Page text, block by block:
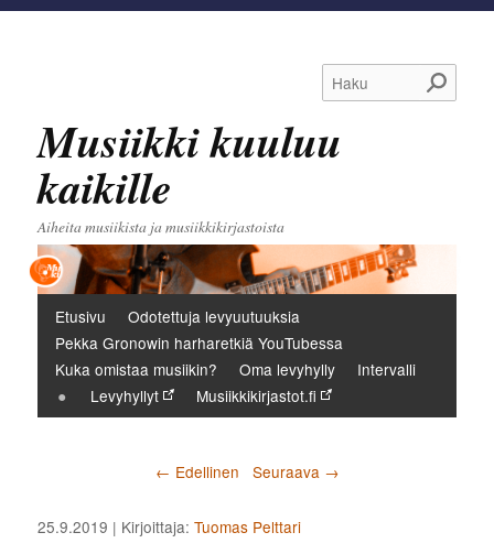
Haku
Musiikki kuuluu
kaikille
Aiheita musiikista ja musiikkikirjastoista
Päävalikko
Etusivu
Odotettuja levyuutuuksia
Pekka Gronowin harharetkiä YouTubessa
Kuka omistaa musiikin?
Oma levyhylly
Intervalli
Levyhyllyt
Musiikkikirjastot.fi
Artikkelien selaus
← Edellinen Seuraava →
25.9.2019 | Kirjoittaja:Tuomas Pelttari